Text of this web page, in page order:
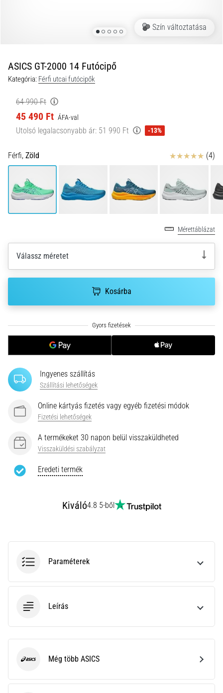
egyszer
minden
futót
elér,
legyen
szó
amatőrről
profiról.
fájdalom…
2026.08.05.
Plantar
Fasciitis:
Tünetek,
a
leghatékonyabb
kezelések
tapasztalsz
futás
közben
vagy
után?
egyik
leggyakoribb
ok
Minden cikk
Szín változtatása
ASICS GT-2000 14 Futócipő
Kategória: Férfi utcai futócipők
64 990 Ft
45 490 Ft ÁFA-val
Utolsó legalacsonyabb ár: 51 990 Ft -13%
Férfi, Zöld Értékelés (4)
Mérettáblázat
Válassz méretet
Kosárba
Ingyenes szállítás
Szállítási lehetőségek
Online kártyás fizetés vagy egyéb fizetési módok
Fizetési lehetőségek
A termékeket 30 napon belül visszaküldheted
Visszaküldési szabályzat
Eredeti termék
Kiváló4.8 5-ből
Paraméterek
Leírás
ASICS Még több ASICS